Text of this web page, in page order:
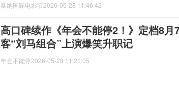
戛纳国际电影节2026-05-28 11:46:42
高口碑续作《年会不能停2！》定档8月
客“刘马组合”上演爆笑升职记
年会不能停2026-05-28 11:21:05